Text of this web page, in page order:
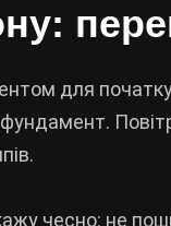
для початку
чесно: не